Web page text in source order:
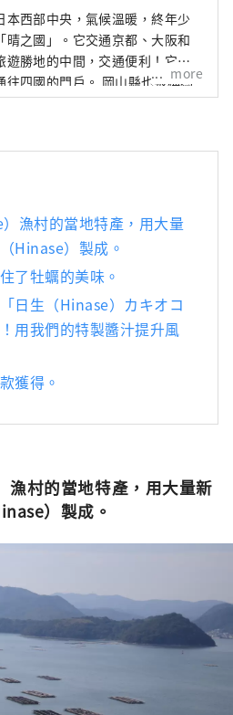
本西部中央，氣候溫暖​​，終年少
晴之國」。它交通京都、大阪和
遊勝地的中間，交通便利！它也
門戶。 岡山縣也被稱為
在瀨戶內溫暖的氣候下，陽光
more
漁村的當地特產，用大量
Hinase）製成。
了牡蠣的美味。
日生（Hinase）カキオコ
用我們的特製醬汁提升風
獲得。
漁村的當地特產，用大量新
）製成。